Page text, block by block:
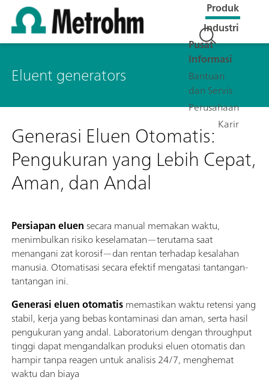
Produk
Industri
Pusat
Informasi
Bantuan
dan Servis
Perusahaan
Karir
Eluent generators
Generasi Eluen Otomatis:
Pengukuran yang Lebih Cepat,
Aman, dan Andal
Persiapan eluensecara manual memakan waktu,
menimbulkan risiko keselamatan—terutama saat
menangani zat korosif—dan rentan terhadap kesalahan
manusia. Otomatisasi secara efektif mengatasi tantangan-
tantangan ini.
Generasi eluen otomatismemastikan waktu retensi yang
stabil, kerja yang bebas kontaminasi dan aman, serta hasil
pengukuran yang andal. Laboratorium dengan throughput
tinggi dapat mengandalkan produksi eluen otomatis dan
hampir tanpa reagen untuk analisis 24/7, menghemat
waktu dan biaya